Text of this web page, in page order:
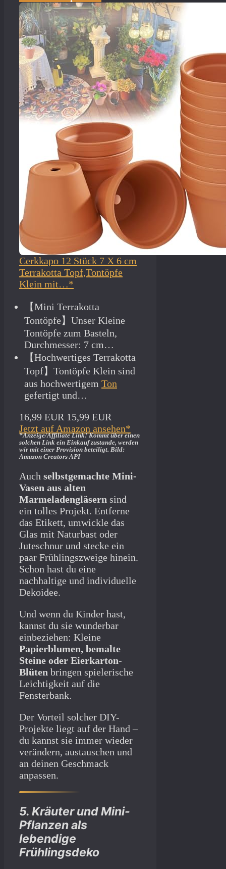
Cerkkapo 12 Stück 7 X 6 cm
Terrakotta Topf,Tontöpfe
Klein mit…*
【Mini Terrakotta
Tontöpfe】Unser Kleine
Tontöpfe zum Basteln,
Durchmesser: 7 cm…
【Hochwertiges Terrakotta
Topf】Tontöpfe Klein sind
aus hochwertigem Ton
gefertigt und…
16,99 EUR 15,99 EUR
Jetzt auf Amazon ansehen*
*Anzeige/Affiliate Link! Kommt über einen
solchen Link ein Einkauf zustande, werden
wir mit­ einer Provision beteiligt. Bild:
Amazon Creators API
Auch selbstgemachte Mini-
Vasen aus alten
Marmeladengläsern sind
ein tolles Projekt. Entferne
das Etikett, umwickle das
Glas mit Naturbast oder
Juteschnur und stecke ein
paar Frühlingszweige hinein.
Schon hast du eine
nachhaltige und individuelle
Dekoidee.
Und wenn du Kinder hast,
kannst du sie wunderbar
einbeziehen: Kleine
Papierblumen, bemalte
Steine oder Eierkarton-
Blüten bringen spielerische
Leichtigkeit auf die
Fensterbank.
Der Vorteil solcher DIY-
Projekte liegt auf der Hand –
du kannst sie immer wieder
verändern, austauschen und
an deinen Geschmack
anpassen.
5. Kräuter und Mini-
Pflanzen als
lebendige
Frühlingsdeko